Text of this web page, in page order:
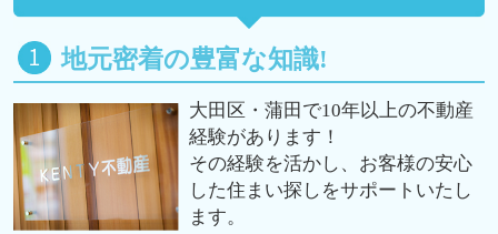
地元密着の豊富な知識!
大田区・蒲田で10年以上の不動産
経験があります！
その経験を活かし、お客様の安心
した住まい探しをサポートいたし
ます。